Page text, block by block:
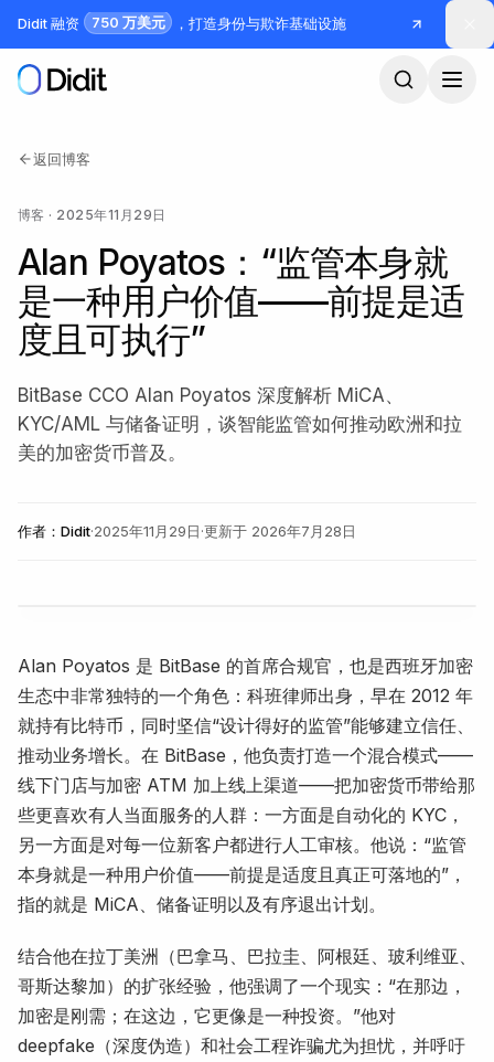
跳到主要内容
Didit 融资 750 万美元 ，打造身份与欺诈基础设施
返回博客
博客 · 2025年11月29日
Alan Poyatos：“监管本身就
是一种用户价值——前提是适
度且可执行”
BitBase CCO Alan Poyatos 深度解析 MiCA、
KYC/AML 与储备证明，谈智能监管如何推动欧洲和拉
美的加密货币普及。
作者： Didit·2025年11月29日·更新于 2026年7月28日
Alan Poyatos 是 BitBase 的首席合规官，也是西班牙加密
生态中非常独特的一个角色：科班律师出身，早在 2012 年
就持有比特币，同时坚信“设计得好的监管”能够建立信任、
推动业务增长。在 BitBase，他负责打造一个混合模式——
线下门店与加密 ATM 加上线上渠道——把加密货币带给那
些更喜欢有人当面服务的人群：一方面是自动化的 KYC，
另一方面是对每一位新客户都进行人工审核。他说：“监管
本身就是一种用户价值——前提是适度且真正可落地的”，
指的就是 MiCA、储备证明以及有序退出计划。
结合他在拉丁美洲（巴拿马、巴拉圭、阿根廷、玻利维亚、
哥斯达黎加）的扩张经验，他强调了一个现实：“在那边，
加密是刚需；在这边，它更像是一种投资。”他对
deepfake（深度伪造）和社会工程诈骗尤为担忧，并呼吁